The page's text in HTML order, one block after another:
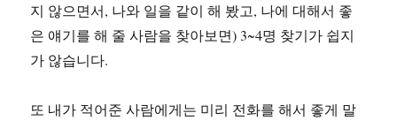
지 않으면서, 나와 일을 같이 해 봤고, 나에 대해서 좋
은 얘기를 해 줄 사람을 찾아보면) 3~4명 찾기가 쉽지
가 않습니다.
또 내가 적어준 사람에게는 미리 전화를 해서 좋게 말